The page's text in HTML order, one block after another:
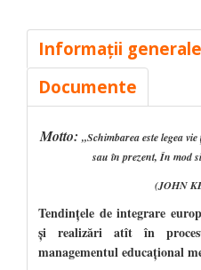
Informaţii generale
Documente
Motto: „Schimbarea este legea vie
sau în prezent,În mod
(JOHN
Tendinţele de integrare
şi realizări atît în
managementul educaţional